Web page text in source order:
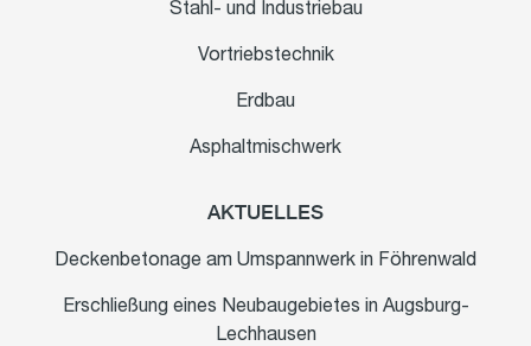
Stahl- und Industriebau
Vortriebstechnik
Erdbau
Asphaltmischwerk
AKTUELLES
Deckenbetonage am Umspannwerk in Föhrenwald
Erschließung eines Neubaugebietes in Augsburg-
Lechhausen